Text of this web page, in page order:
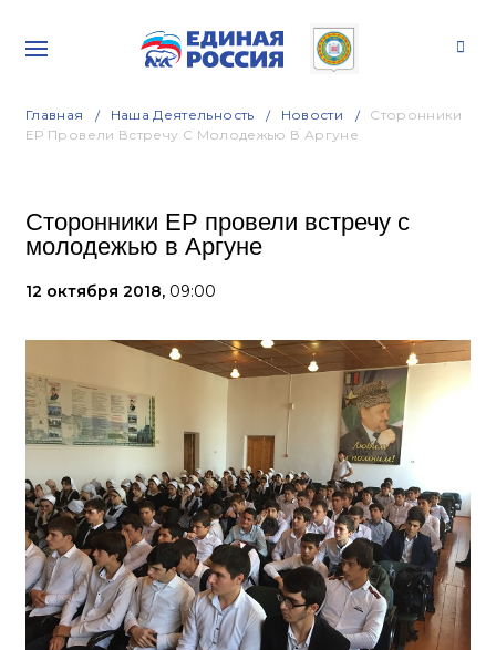
Главная Наша Деятельность Новости
Сторонники
ЕР Провели Встречу С Молодежью В Аргуне
Сторонники ЕР провели встречу с
молодежью в Аргуне
12 октября 2018, 09:00